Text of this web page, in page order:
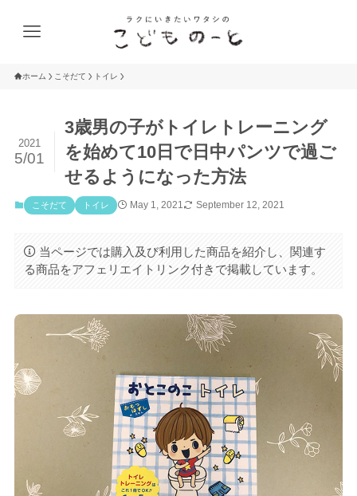
ホーム こそだて トイレ
3歳男の子がトイレトレーニング
を始めて10日で日中パンツで過ご
せるようになった方法
2021
5/01
こそだて トイレ May 1, 2021 September 12, 2021
当ページでは購入及び利用した商品を紹介し、関連す
る商品をアフェリエイトリンク付きで掲載しています。